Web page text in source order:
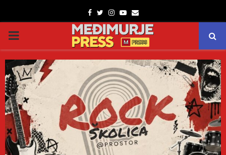
Facebook
TwitterInstagram
Youtube
Email
PRIMARY
MENU